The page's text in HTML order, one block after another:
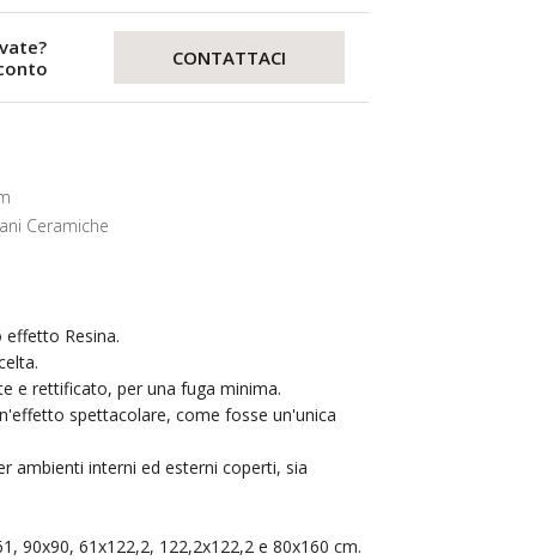
CONTATTACI
Ceramiche
Resina.
e rettificato, per una fuga minima.
spettacolare, come fosse un'unica
ambienti interni ed esterni coperti, sia
90x90, 61x122,2, 122,2x122,2 e 80x160 cm.